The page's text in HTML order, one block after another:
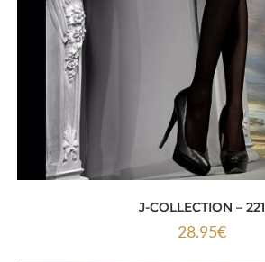
J-COLLECTION – 221
28.95€